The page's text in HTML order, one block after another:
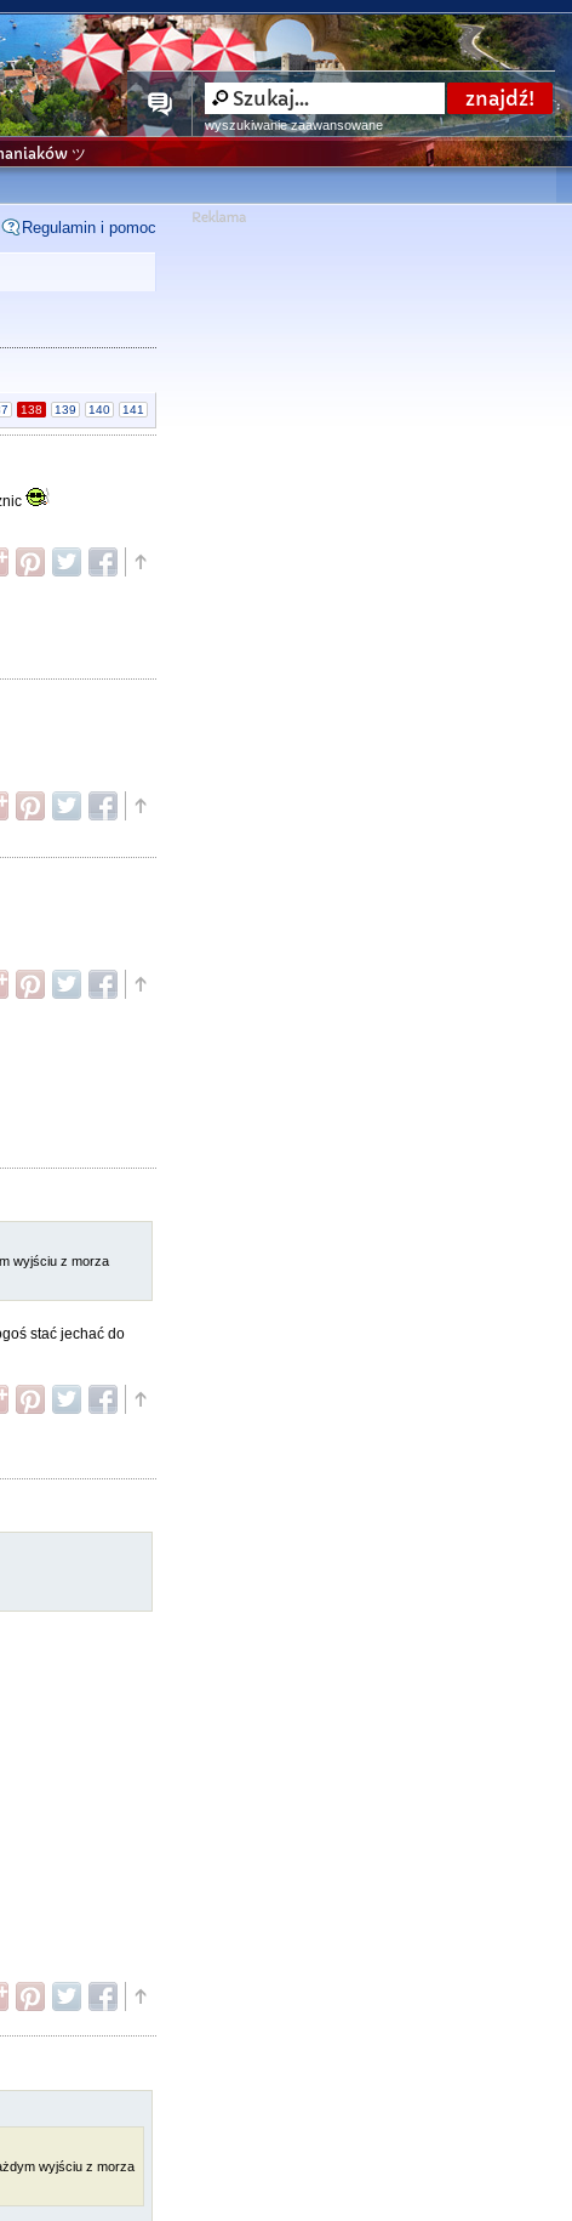
wyszukiwanie zaawansowane
ツ
Regulamin i pomoc
138 139 140 141
wyjściu z morza
stać jechać do
wyjściu z morza